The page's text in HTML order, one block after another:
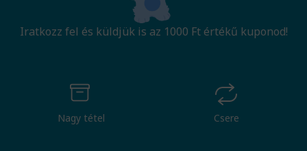
Iratkozz fel és küldjük is az 1000 Ft értékű kuponod!
Nagy tétel Csere